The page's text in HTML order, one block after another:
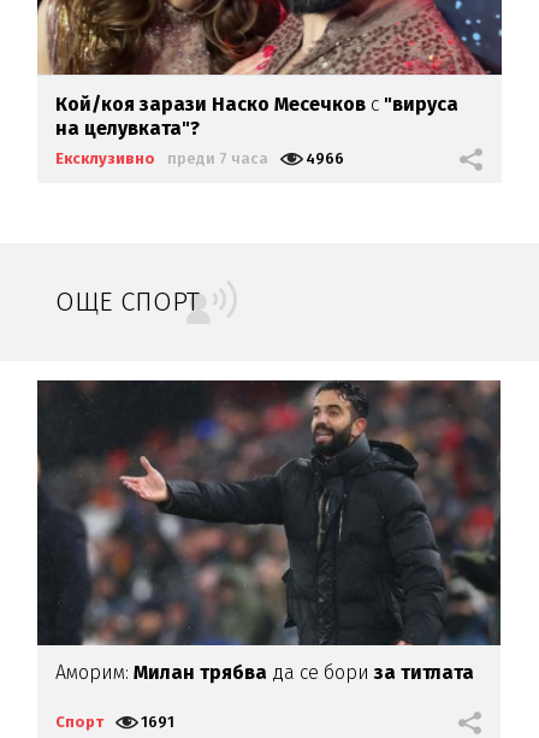
Кой/коя зарази Наско Месечков с "вируса
на целувката"?
Ексклузивно преди 7 часа 4966
ОЩЕ СПОРТ
Аморим:Милан трябва да се бориза титлата
Спорт 1691